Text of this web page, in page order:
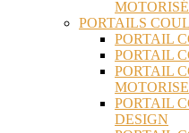
MOTORISÉ
PORTAILS
PORTAIL
PORTAIL
PORTAIL
MOTORISE
PORTAIL
DESIGN